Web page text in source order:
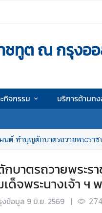
ชทูต ณ กรุงอ
กิจกรรม บริการด้านก
ำบุญตักบาตรถวายพระราชกุศล และ
ตรถวายพระรา
ด็จพระนางเจ้า ฯ
ข้อมูล 9 มิ.ย. 2569 | 274